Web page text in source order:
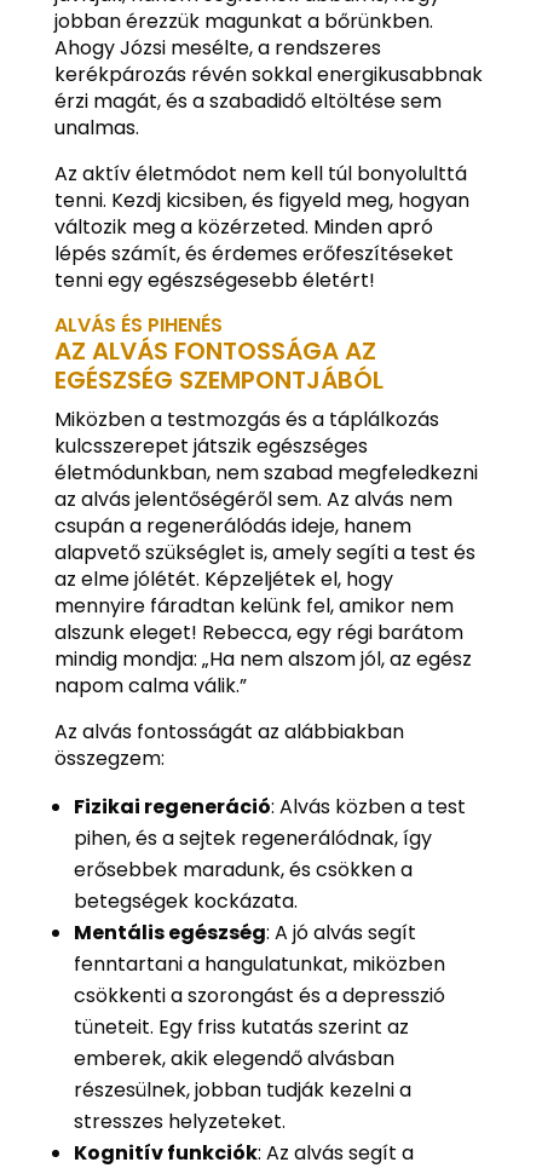
jobban érezzük magunkat a bőrünkben.
Ahogy Józsi mesélte, a rendszeres
kerékpározás révén sokkal energikusabbnak
érzi magát, és a szabadidő eltöltése sem
unalmas.
Az aktív életmódot nem kell túl bonyolulttá
tenni. Kezdj kicsiben, és figyeld meg, hogyan
változik meg a közérzeted. Minden apró
lépés számít, és érdemes erőfeszítéseket
tenni egy egészségesebb életért!
ALVÁS ÉS PIHENÉS
AZ ALVÁS FONTOSSÁGA AZ
EGÉSZSÉG SZEMPONTJÁBÓL
Miközben a testmozgás és a táplálkozás
kulcsszerepet játszik egészséges
életmódunkban, nem szabad megfeledkezni
az alvás jelentőségéről sem. Az alvás nem
csupán a regenerálódás ideje, hanem
alapvető szükséglet is, amely segíti a test és
az elme jólétét. Képzeljétek el, hogy
mennyire fáradtan kelünk fel, amikor nem
alszunk eleget! Rebecca, egy régi barátom
mindig mondja: „Ha nem alszom jól, az egész
napom calma válik.”
Az alvás fontosságát az alábbiakban
összegzem:
Fizikai regeneráció: Alvás közben a test
pihen, és a sejtek regenerálódnak, így
erősebbek maradunk, és csökken a
betegségek kockázata.
Mentális egészség: A jó alvás segít
fenntartani a hangulatunkat, miközben
csökkenti a szorongást és a depresszió
tüneteit. Egy friss kutatás szerint az
emberek, akik elegendő alvásban
részesülnek, jobban tudják kezelni a
stresszes helyzeteket.
Kognitív funkciók: Az alvás segít a